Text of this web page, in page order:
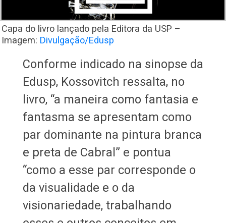
Capa do livro lançado pela Editora da USP –
Imagem: Divulgação/Edusp
Conforme indicado na sinopse da
Edusp, Kossovitch ressalta, no
livro, “a maneira como fantasia e
fantasma se apresentam como
par dominante na pintura branca
e preta de Cabral” e pontua
“como a esse par corresponde o
da visualidade e o da
visionariedade, trabalhando